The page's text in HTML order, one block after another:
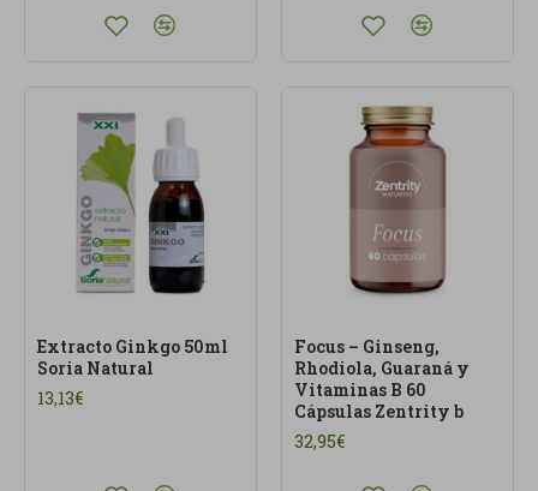
Extracto Ginkgo 50ml
Soria Natural
13,13€
Focus – Ginseng,
Rhodiola, Guaraná y
Vitaminas B 60
Cápsulas Zentrity b
32,95€